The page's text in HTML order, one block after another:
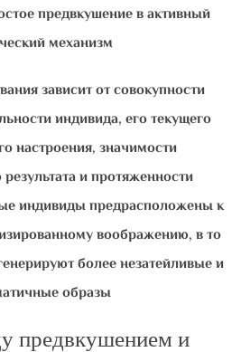
предвкушение в активный
механизм.
зависит от совокупности
индивида, его текущего
настроения, значимости
и протяженности
индивиды предрасположены к
воображению, в то
более незатейливые и
образы.
предвкушением и